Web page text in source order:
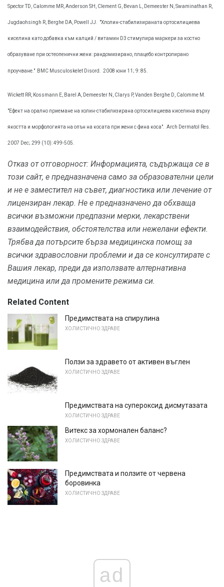
Spector TD, Calomme MR, Anderson SH, Clement G, Bevan L, Demeester N, Swaminathan R,
Jugdaohsingh R, Berghe DA, Powell JJ. "Хлолин-стабилизираната ортосилициева
киселина като добавка към калций / витамин D3 стимулира маркери за костно
образуване при остеопенични жени: рандомизирано, плацебо контролирано
проучване." BMC Musculoskelet Disord. 2008 юни 11; 9: 85.
Wickett RR, Kossmann Е, Barel A, Demeester N, Clarys P, Vanden Berghe D, Calomme М.
"Ефект на орално приемане на холин-стабилизирана ортосилициева киселина върху
якостта и морфологията на опън на косата при жени с фина коса". Arch Dermatol Res.
2007 Dec; 299 (10): 499-505.
Отказ от отговорност: Информацията, съдържаща се в
този сайт, е предназначена само за образователни цели
и не е заместител на съвет, диагностика или лечение от
лицензиран лекар. Не е предназначено да обхваща
всички възможни предпазни мерки, лекарствени
взаимодействия, обстоятелства или нежелани ефекти.
Трябва да потърсите бърза медицинска помощ за
всички здравословни проблеми и да се консултирате с
Вашия лекар, преди да използвате алтернативна
медицина или да промените режима си.
Related Content
Предимствата на спирулина
ХОЛИСТИЧНО ЗДРАВЕ
Ползи за здравето от активен въглен
ХОЛИСТИЧНО ЗДРАВЕ
Предимствата на супероксид дисмутазата
ХОЛИСТИЧНО ЗДРАВЕ
Витекс за хормонален баланс?
ХОЛИСТИЧНО ЗДРАВЕ
Предимствата и ползите от червена
боровинка
ХОЛИСТИЧНО ЗДРАВЕ
ad